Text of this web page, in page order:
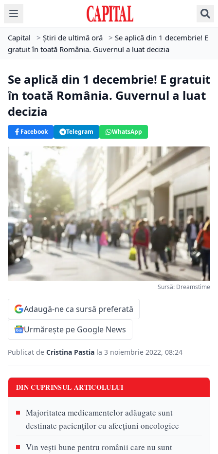
Capital > Știri de ultimă oră > Se aplică din 1 decembrie! E
gratuit în toată România. Guvernul a luat decizia
Se aplică din 1 decembrie! E gratuit
în toată România. Guvernul a luat
decizia
Facebook Telegram WhatsApp
Sursă: Dreamstime
Adaugă-ne ca sursă preferată
Urmărește pe Google News
Publicat de Cristina Pastia la 3 noiembrie 2022, 08:24
DIN CUPRINSUL ARTICOLULUI
Majoritatea medicamentelor adăugate sunt
destinate pacienților cu afecțiuni oncologice
Vin vești bune pentru românii care nu sunt